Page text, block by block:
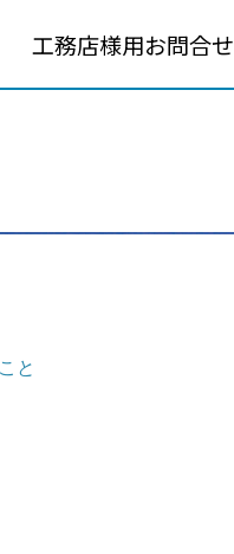
工務店様用お問合せ
と